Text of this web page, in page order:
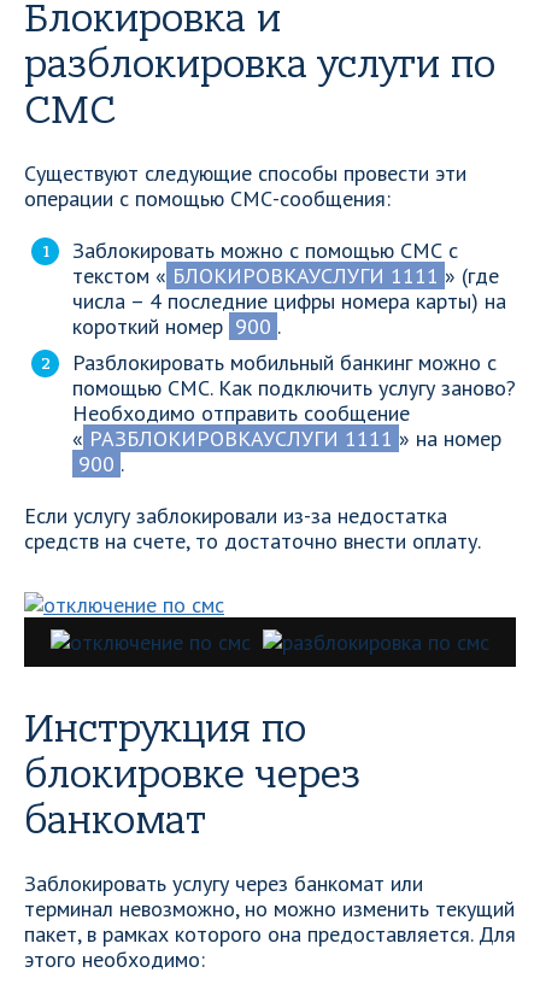
Блокировка и
разблокировка услуги по
СМС
Существуют следующие способы провести эти
операции с помощью СМС-сообщения:
Заблокировать можно с помощью СМС с
текстом « БЛОКИРОВКАУСЛУГИ 1111 » (где
числа – 4 последние цифры номера карты) на
короткий номер 900 .
Разблокировать мобильный банкинг можно с
помощью СМС. Как подключить услугу заново?
Необходимо отправить сообщение
« РАЗБЛОКИРОВКАУСЛУГИ 1111 » на номер
900 .
Если услугу заблокировали из-за недостатка
средств на счете, то достаточно внести оплату.
Инструкция по
блокировке через
банкомат
Заблокировать услугу через банкомат или
терминал невозможно, но можно изменить текущий
пакет, в рамках которого она предоставляется. Для
этого необходимо: